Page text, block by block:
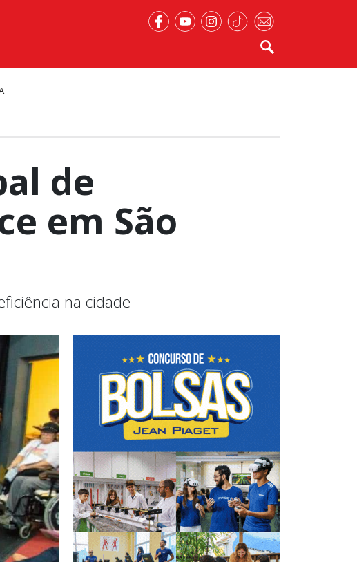
de
em São
na cidade